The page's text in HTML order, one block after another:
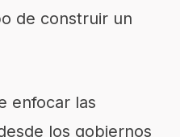
de construir un
enfocar las
los gobiernos